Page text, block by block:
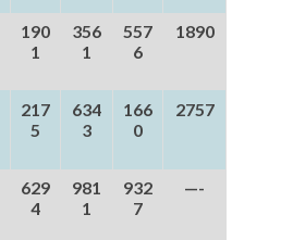
190
1
356
1
557
6
1890
217
5
634
3
166
0
2757
629
4
981
1
932
7
—-